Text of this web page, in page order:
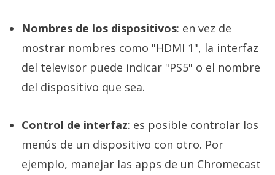
Nombres de los dispositivos: en vez de
mostrar nombres como "HDMI 1", la interfaz
del televisor puede indicar "PS5" o el nombre
del dispositivo que sea.
Control de interfaz: es posible controlar los
menús de un dispositivo con otro. Por
ejemplo, manejar las apps de un Chromecast